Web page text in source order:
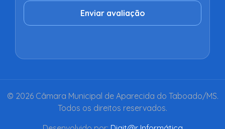
Enviar avaliação
© 2026 Câmara Municipal de Aparecida do Taboado/MS.
Todos os direitos reservados.